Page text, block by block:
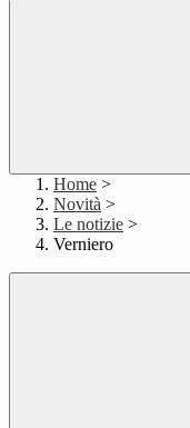
Home >
Novità >
Le notizie >
Verniero